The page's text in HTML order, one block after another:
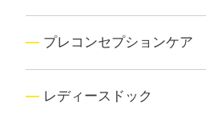
プレコンセプションケア
レディースドック